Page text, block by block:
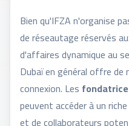
Bien qu'IFZA n'organise
de réseautage réservés
d'affaires dynamique au
Dubaï en général offre
connexion. Les
peuvent accéder à un
et de collaborateurs